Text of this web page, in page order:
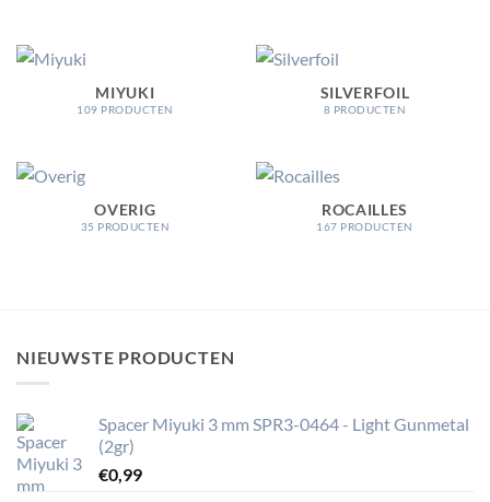
MIYUKI
109 PRODUCTEN
SILVERFOIL
8 PRODUCTEN
OVERIG
35 PRODUCTEN
ROCAILLES
167 PRODUCTEN
NIEUWSTE PRODUCTEN
Spacer Miyuki 3 mm SPR3-0464 - Light Gunmetal
(2gr)
€0,99